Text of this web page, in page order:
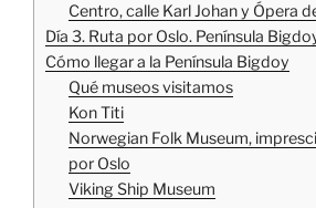
Centro, calle Karl Johan y Ópera
Día 3. Ruta por Oslo. Península
Cómo llegar a la Península Bigdoy
Qué museos visitamos
Kon Titi
Norwegian Folk Museum,
por Oslo
Viking Ship Museum